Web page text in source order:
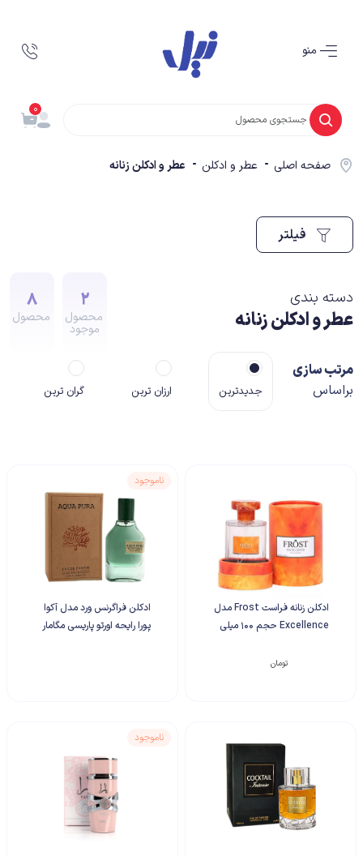
0
صفحه اصلی عطر و ادکلن عطر و ادکلن زنانه
دسته بندی
عطر و ادکلن زنانه
2
محصول
موجود
8
محصول
مرتب سازی
براساس
جدیدترین ارزان ترین گران ترین
ادکلن زنانه فراست Frost مدل
Excellence حجم 100 میلی
تومان
ادکلن فراگرنس ورد مدل آکوا
پورا رایحه اورتو پاریسی مگامار
ناموجود
ناموجود